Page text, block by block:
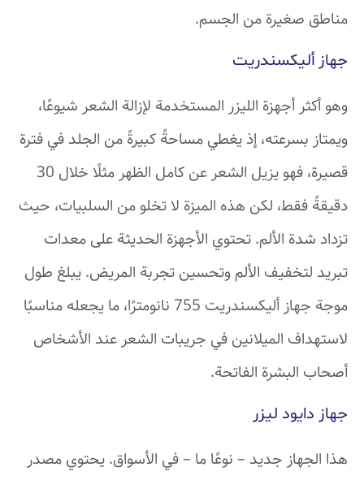
مناطق صغيرة من الجسم.
جهاز أليكسندريت
وهو أكثر أجهزة الليزر المستخدمة لإزالة الشعر شيوعًا،
ويمتاز بسرعته، إذ يغطي مساحةً كبيرةً من الجلد في فترة
قصيرة، فهو يزيل الشعر عن كامل الظهر مثلًا خلال 30
دقيقةً فقط، لكن هذه الميزة لا تخلو من السلبيات، حيث
تزداد شدة الألم. تحتوي الأجهزة الحديثة على معدات
تبريد لتخفيف الألم وتحسين تجربة المريض. يبلغ طول
موجة جهاز أليكسندريت 755 نانومترًا، ما يجعله مناسبًا
لاستهداف الميلانين في جريبات الشعر عند الأشخاص
أصحاب البشرة الفاتحة.
جهاز دايود ليزر
هذا الجهاز جديد – نوعًا ما – في الأسواق. يحتوي مصدر